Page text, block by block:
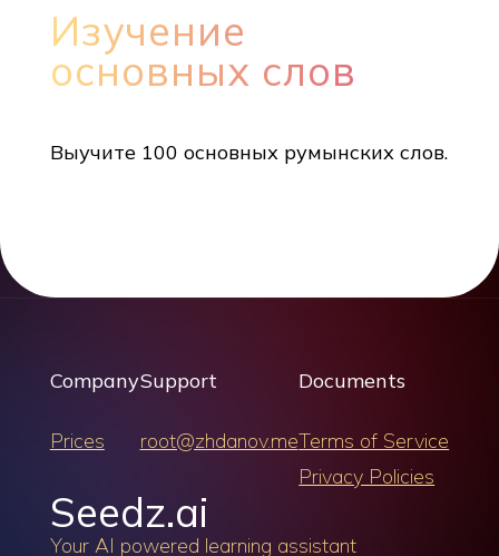
Изучение
основных слов
Выучите 100 основных румынских слов.
Company
Prices
Support
root@zhdanov.me
Documents
Terms of Service
Privacy Policies
Seedz.ai
Your AI powered learning assistant